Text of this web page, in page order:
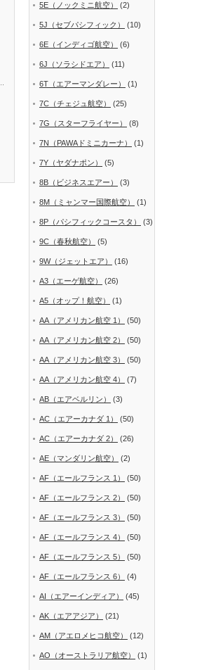
5E（ノックミニ航空） (2)
5J（セブパシフィック） (10)
6E（インディゴ航空） (6)
6J（ソラシドエア） (11)
6T（エアーマンダレー） (1)
7C（チェジュ航空） (25)
7G（スターフライヤー） (8)
7N（PAWAドミニカーナ） (1)
7Y（ヤダナポン） (5)
8B（ビジネスエアー） (3)
8M（ミャンマー国際航空） (1)
8P（パシフィックコースタ） (3)
9C（春秋航空） (5)
9W（ジェットエア） (16)
A3（エーゲ航空） (26)
A5（オップ！航空） (1)
AA（アメリカン航空 1） (50)
AA（アメリカン航空 2） (50)
AA（アメリカン航空 3） (50)
AA（アメリカン航空 4） (7)
AB（エアベルリン） (3)
AC（エアーカナダ 1） (50)
AC（エアーカナダ 2） (26)
AE（マンダリン航空） (2)
AF（エールフランス 1） (50)
AF（エールフランス 2） (50)
AF（エールフランス 3） (50)
AF（エールフランス 4） (50)
AF（エールフランス 5） (50)
AF（エールフランス 6） (4)
AI（エアーインディア） (45)
AK（エアアジア） (21)
AM（アエロメヒコ航空） (12)
AO（オーストラリア航空） (1)